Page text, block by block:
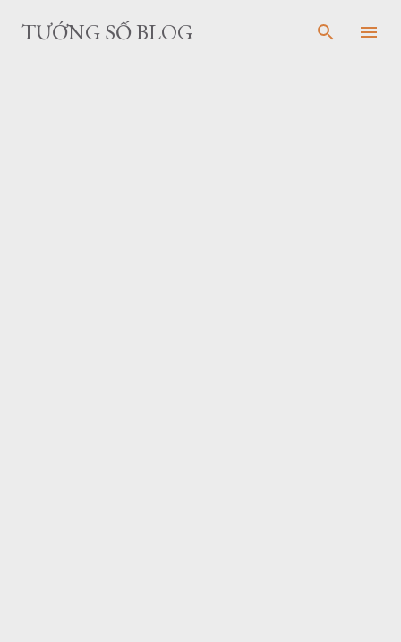
Skip to main content
TƯỚNG SỐ BLOG